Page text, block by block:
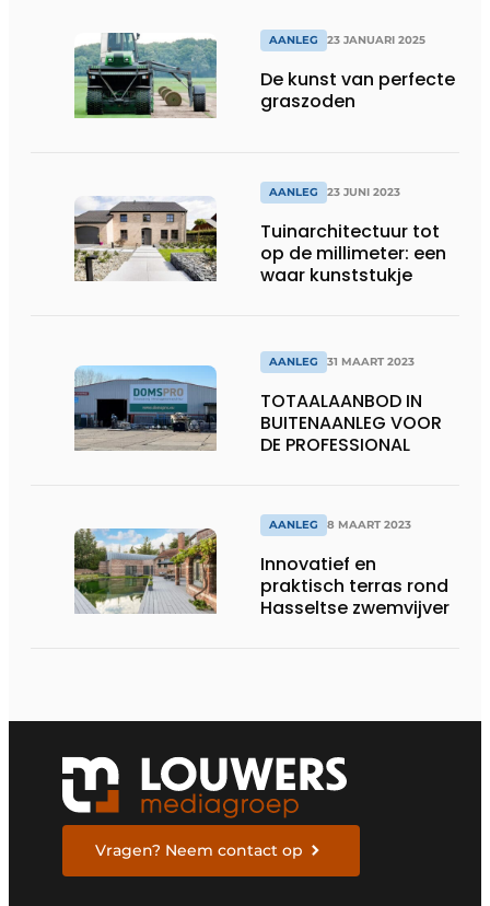
AANLEG 23 JANUARI 2025
De kunst van perfecte
graszoden
AANLEG 23 JUNI 2023
Tuinarchitectuur tot
op de millimeter: een
waar kunststukje
AANLEG 31 MAART 2023
TOTAALAANBOD IN
BUITENAANLEG VOOR
DE PROFESSIONAL
AANLEG 8 MAART 2023
Innovatief en
praktisch terras rond
Hasseltse zwemvijver
Vragen? Neem contact op